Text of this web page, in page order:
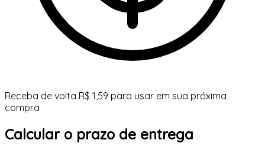
Receba de volta R$ 1,59 para usar em sua próxima
compra
Calcular o prazo de entrega